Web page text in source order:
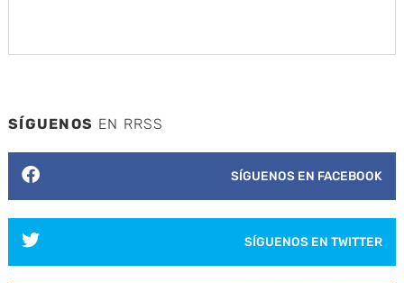
SÍGUENOS EN RRSS
SÍGUENOS EN FACEBOOK
SÍGUENOS EN TWITTER